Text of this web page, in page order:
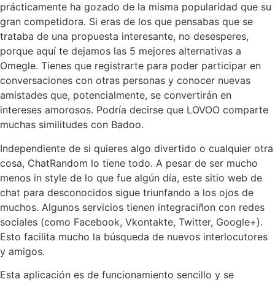
prácticamente ha gozado de la misma popularidad que su
gran competidora. Si eras de los que pensabas que se
trataba de una propuesta interesante, no desesperes,
porque aquí te dejamos las 5 mejores alternativas a
Omegle. Tienes que registrarte para poder participar en
conversaciones con otras personas y conocer nuevas
amistades que, potencialmente, se convertirán en
intereses amorosos. Podría decirse que LOVOO comparte
muchas similitudes con Badoo.
Independiente de si quieres algo divertido o cualquier otra
cosa, ChatRandom lo tiene todo. A pesar de ser mucho
menos in style de lo que fue algún día, este sitio web de
chat para desconocidos sigue triunfando a los ojos de
muchos. Algunos servicios tienen integraciñon con redes
sociales (como Facebook, Vkontakte, Twitter, Google+).
Esto facilita mucho la búsqueda de nuevos interlocutores
y amigos.
Esta aplicación es de funcionamiento sencillo y se